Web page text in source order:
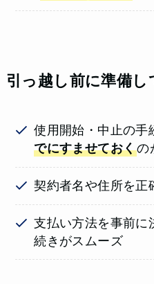
引っ越し前に準備し
使用開始・中止の手
でにすませておくの
契約者名や住所を正
支払い方法を事前に
続きがスムーズ